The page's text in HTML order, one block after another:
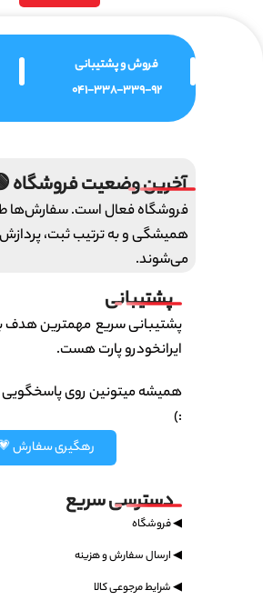
فروش و پشتیبانی
041-338-339-92
آخرین وضعیت فروشگاه
فروشگاه فعال است. سفارش‌ها
همیشگی و به ترتیب ثبت،
می‌شوند.
پشتیبانی
پشتیبانی سریع مهمترین هدف
ایرانخودرو پارت هست.
همیشه میتونین روی
:)
رهگیری سفارش
دسترسی سریع
◀ فروشگاه
◀ ارسال سفارش و هزینه
◀ شرایط مرجوعی کالا